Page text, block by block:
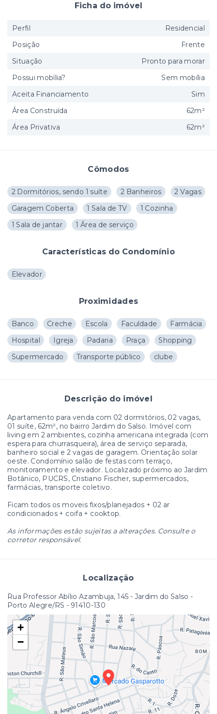
Cômodos
2 Dormitórios, sendo 1 suíte 2 Banheiros
2 Vagas
Garagem Coberta
1 Sala de TV
1 Cozinha
1 Sala de jantar
1 Área de serviço
Características do Condomínio
Elevador
Proximidades
Banco Creche Escola Faculdade
Farmácia
Hospital
Igreja Padaria Praça
Shopping
Supermercado
Transporte público clube
Descrição do imóvel
Apartamento para venda com 02 dormitórios, 02 vagas,
01 suíte, 62m², no bairro Jardim do Salso. Imóvel com
living em 2 ambientes, cozinha americana integrada (com
espera para churrasqueira), área de serviço separada,
banheiro social e 2 vagas de garagem. Orientação solar
oeste. Condomínio salão de festas com terraço,
monitoramento e elevador. Localizado próximo ao Jardim
Botânico, PUCRS, Cristiano Fischer, supermercados,
farmácias, transporte coletivo.
Ficam todos os moveis fixos/planejados + 02 ar
condicionados + coifa + cooktop.
As informações estão sujeitas a alterações. Consulte o
corretor responsável.
Localização
Rua Professor Abílio Azambuja, 145 - Jardim do Salso -
Porto Alegre/RS - 91410-130
+
−
Ficha do imóvel
Perfil
Residencial
Posição
Frente
Situação
Pronto para morar
Possui mobília?
Sem mobília
Aceita Financiamento
Sim
Área Construída
62m²
Área Privativa
62m²